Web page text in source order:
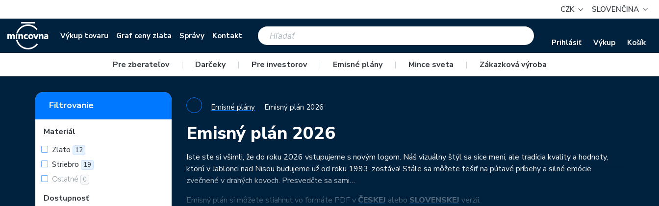
CZK SLOVENČINA
Výkup tovaru Graf ceny zlata Správy Kontakt
Prihlásiť Výkup Košík
Pre zberateľov | Darčeky | Pre investorov | Emisné plány | Mince sveta | Zákazková výroba
Filtrovanie
Materiál
Zlato 12
Striebro 19
Ostatné 0
Dostupnosť
Emisné plány Emisný plán 2026
Emisný plán 2026
Iste ste si všimli, že do roku 2026 vstupujeme s novým logom. Náš vizuálny štýl sa síce mení, ale tradícia kvality a hodnoty,
ktorú v Jablonci nad Nisou budujeme už od roku 1993, zostáva! Stále sa môžete tešiť na pútavé príbehy a silné emócie
zvečnené v drahých kovoch. Presvedčte sa sami…
Emisný plán si môžete stiahnuť vo formáte PDF v ČESKEJ alebo SLOVENSKEJ verzii.